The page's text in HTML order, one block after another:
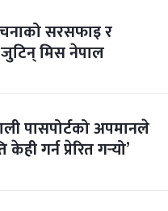
सरसफाइ र
जुटिन् मिस नेपाल
पासपोर्टको अपमानले
गर्न प्रेरित गर्‍यो’